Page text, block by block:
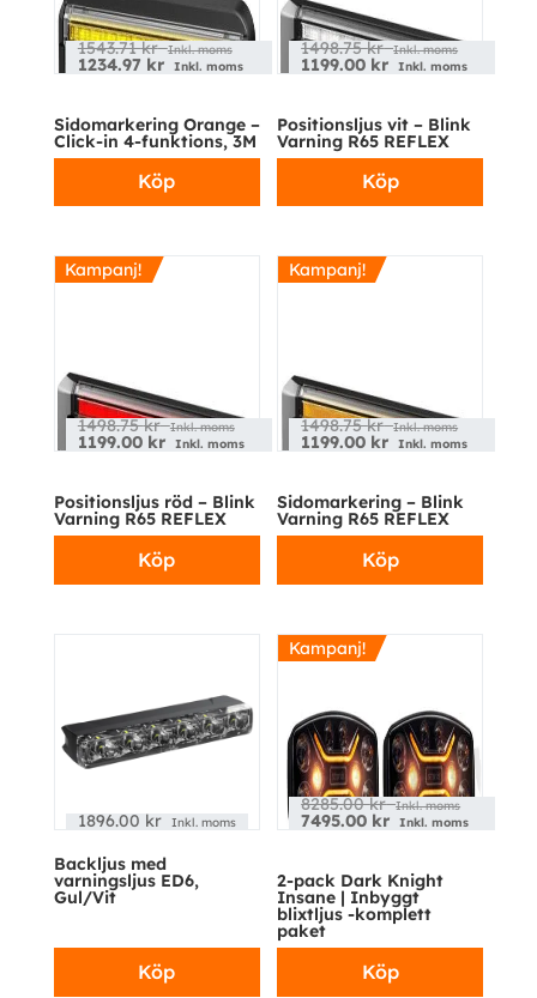
1543.71kr Inkl. moms
1234.97 kr Inkl. moms
Sidomarkering Orange –
Click-in 4-funktions, 3M
Köp
1498.75kr Inkl. moms
1199.00 kr Inkl. moms
Positionsljus vit – Blink
Varning R65 REFLEX
Köp
Kampanj!
1498.75kr Inkl. moms
1199.00 kr Inkl. moms
Positionsljus röd – Blink
Varning R65 REFLEX
Köp
Kampanj!
1498.75kr Inkl. moms
1199.00 kr Inkl. moms
Sidomarkering – Blink
Varning R65 REFLEX
Köp
1896.00 kr Inkl. moms
Backljus med
varningsljus ED6,
Gul/Vit
Köp
Kampanj!
8285.00kr Inkl. moms
7495.00 kr Inkl. moms
2-pack Dark Knight
Insane | Inbyggt
blixtljus -komplett
paket
Köp